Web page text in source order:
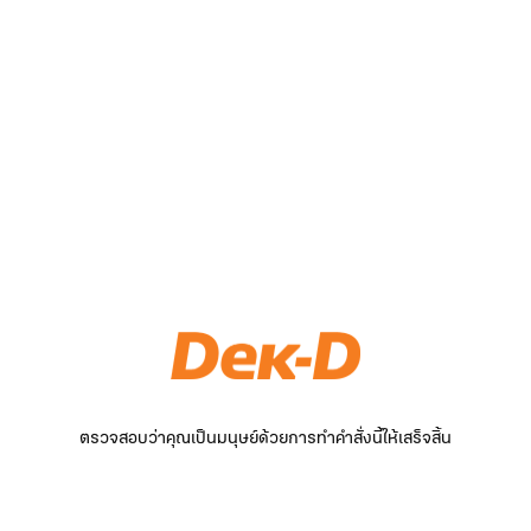
ตรวจสอบว่าคุณเป็นมนุษย์ด้วยการทำคำสั่งนี้ให้เสร็จสิ้น